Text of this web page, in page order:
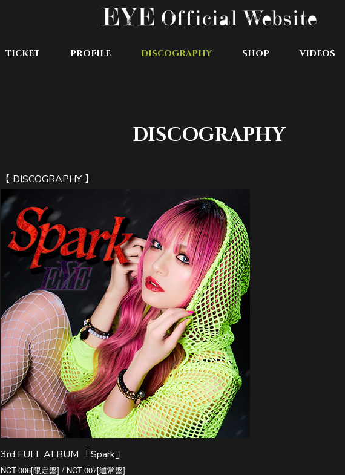
TICKET PROFILE DISCOGRAPHY SHOP VIDEOS
DISCOGRAPHY
【 DISCOGRAPHY 】
3rd FULL ALBUM 「Spark」
NCT-006[限定盤] / NCT-007[通常盤]